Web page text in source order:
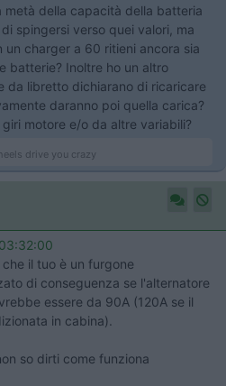
della capacità della batteria
spingersi verso quei valori, ma
charger a 60 ritieni ancora sia
batterie? Inoltre ho un altro
da libretto dichiarano di ricaricare
daranno poi quella carica?
motore e/o da altre variabili?
drive you crazy
03:32:00
il tuo è un furgone
di conseguenza se l'alternatore
essere da 90A (120A se il
in cabina).
so dirti come funziona